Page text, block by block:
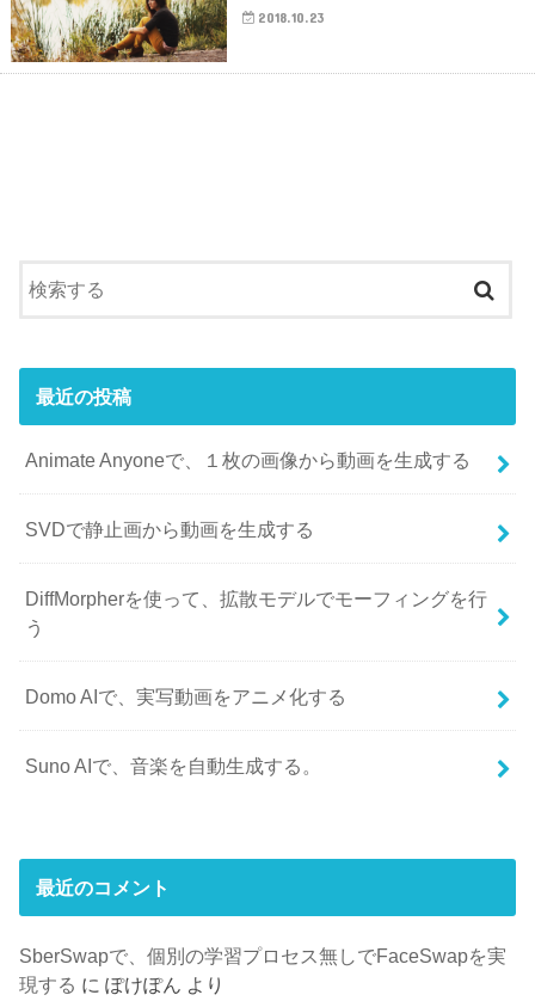
2018.10.23
最近の投稿
Animate Anyoneで、１枚の画像から動画を生成する
SVDで静止画から動画を生成する
DiffMorpherを使って、拡散モデルでモーフィングを行
う
Domo AIで、実写動画をアニメ化する
Suno AIで、音楽を自動生成する。
最近のコメント
SberSwapで、個別の学習プロセス無しでFaceSwapを実
現する にぽけぽん より